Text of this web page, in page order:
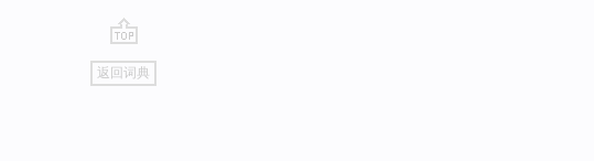
go
top
返回词典